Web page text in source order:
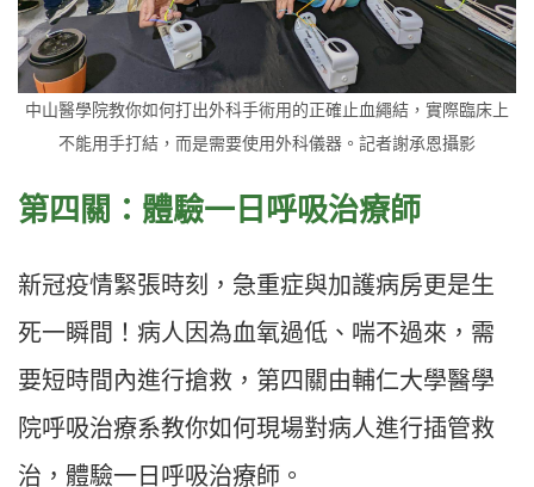
中山醫學院教你如何打出外科手術用的正確止血繩結，實際臨床上
不能用手打結，而是需要使用外科儀器。記者謝承恩攝影
第四關：體驗一日呼吸治療師
新冠疫情緊張時刻，急重症與加護病房更是生
死一瞬間！病人因為血氧過低、喘不過來，需
要短時間內進行搶救，第四關由輔仁大學醫學
院呼吸治療系教你如何現場對病人進行插管救
治，體驗一日呼吸治療師。